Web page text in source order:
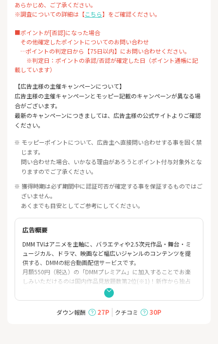
あらかじめ、ご了承ください。
※調査についての詳細は【こちら】をご確認ください。
■ポイントが[否認]になった場合
その他確定したポイントについてのお問い合わせ
…ポイントの判定日から【75日以内】にお問い合わせください。
※判定日：ポイントの承認/否認が確定した日（ポイント通帳に記
載しています）
【広告主様の主催キャンペーンについて】
広告主様の主催キャンペーンとモッピー記載のキャンペーンが異なる場
合がございます。
最新のキャンペーンにつきましては、広告主様の公式サイトよりご確認
ください。
※ モッピーポイントについて、広告主へ直接問い合わせする事を固く禁
じます。
問い合わせた場合、いかなる理由があろうとポイント付与対象外とな
りますのでご了承ください。
※ 獲得時期は必ず期間中に認証可否が確定する事を保証するものではご
ざいません。
あくまでも目安としてご参考にしてください。
広告概要
DMM TVはアニメを主軸に、バラエティや2.5次元作品・舞台・ミ
ュージカル、ドラマ、映画など幅広いジャンルのコンテンツを提
供する、DMMの総合動画配信サービスです。
月額550円（税込）の「DMMプレミアム」に加入することでお楽
しみいただけるのは国内作品見放題数第2位(※1)！新作から独占
そしてオリジナル作品まで、アニメ約6200作品(以上)、エンタメ
を含む20万本（以上）のコンテンツをスマートフォン・PC・TVア
プリなどからお楽しみいただけます。(※2)
ダウン報酬 27P クチコミ 30P